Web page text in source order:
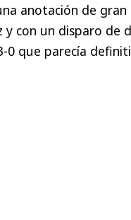
anotación de
y con un disparo de
0 que parecía